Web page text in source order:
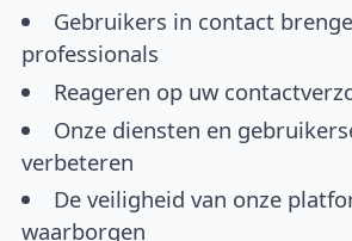
Gebruikers in contact
professionals
Reageren op uw
Onze diensten en
verbeteren
De veiligheid van onze
waarborgen